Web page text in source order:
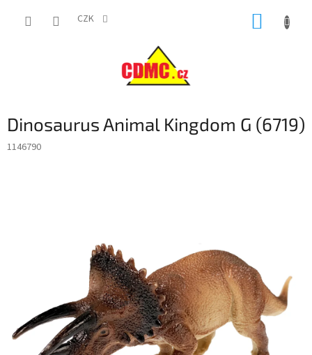
CZK
Dinosaurus Animal Kingdom G (6719)
1146790